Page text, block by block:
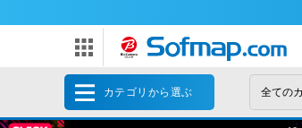
カテゴリから選ぶ